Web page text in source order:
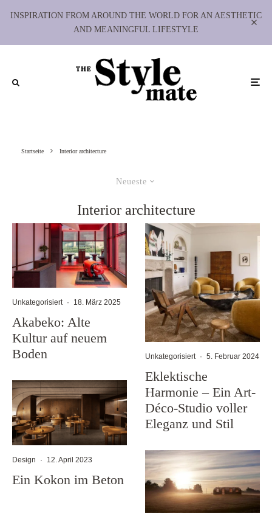
INSPIRATION FROM AROUND THE WORLD FOR AN AESTHETIC
AND MEANINGFUL LIFESTYLE
Startseite Interior architecture
Neueste
Interior architecture
Unkategorisiert · 18. März 2025
Akabeko: Alte
Kultur auf neuem
Boden
Design · 12. April 2023
Ein Kokon im Beton
Unkategorisiert · 5. Februar 2024
Eklektische
Harmonie – Ein Art-
Déco-Studio voller
Eleganz und Stil